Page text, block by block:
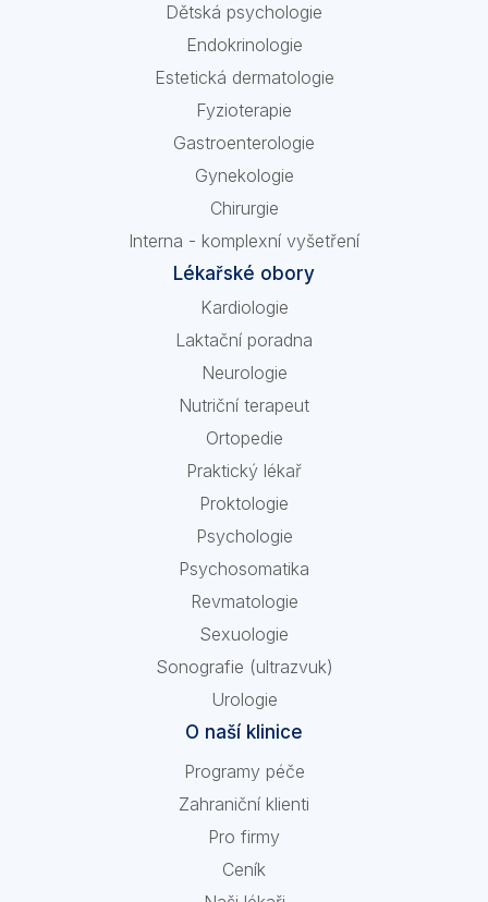
Dětská psychologie
Endokrinologie
Estetická dermatologie
Fyzioterapie
Gastroenterologie
Gynekologie
Chirurgie
Interna - komplexní vyšetření
Lékařské obory
Kardiologie
Laktační poradna
Neurologie
Nutriční terapeut
Ortopedie
Praktický lékař
Proktologie
Psychologie
Psychosomatika
Revmatologie
Sexuologie
Sonografie (ultrazvuk)
Urologie
O naší klinice
Programy péče
Zahraniční klienti
Pro firmy
Ceník